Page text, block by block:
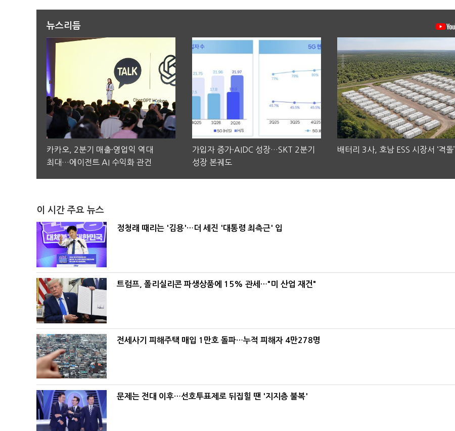
뉴스리듬
카카오, 2분기 매출·영업익 역대
최대…에이전트 AI 수익화 관건
가입자 증가·AIDC 성장…SKT 2분기
성장 본궤도
배터리 3사, 호남 ESS 시장서 ‘격돌’
이 시간 주요 뉴스
정청래 때리는 '김용'…더 세진 '대통령 최측근' 입
트럼프, 폴리실리콘 파생상품에 15% 관세…"미 산업 재건"
전세사기 피해주택 매입 1만호 돌파…누적 피해자 4만278명
문제는 전대 이후…선호투표제로 뒤집힐 땐 '지지층 불복'